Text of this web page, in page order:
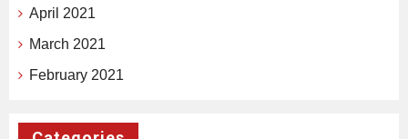
April 2021
March 2021
February 2021